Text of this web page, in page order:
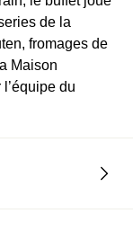
de la
fromages de
Maison
du
qui ne laisse